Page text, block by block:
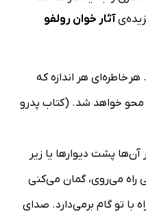
آثار خوان رولفو
خاطره‌ای هر اندازه که
محو خواهد شد. (کتاب پدرو
پشت دیوارها یا زیر
راه می‌روی، گمان می‌کنی
تو گام برمی‌دارد. صدای